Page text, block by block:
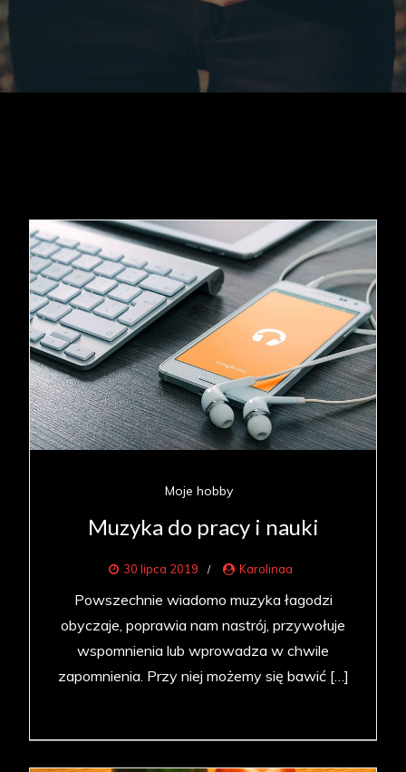
Moje hobby
Muzyka do pracy i nauki
30 lipca 2019 Karolinaa
Powszechnie wiadomo muzyka łagodzi
obyczaje, poprawia nam nastrój, przywołuje
wspomnienia lub wprowadza w chwile
zapomnienia. Przy niej możemy się bawić […]